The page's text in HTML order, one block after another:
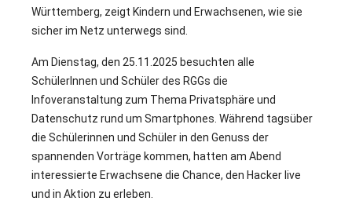
Württemberg, zeigt Kindern und Erwachsenen, wie sie
sicher im Netz unterwegs sind.
Am Dienstag, den 25.11.2025 besuchten alle
SchülerInnen und Schüler des RGGs die
Infoveranstaltung zum Thema Privatsphäre und
Datenschutz rund um Smartphones. Während tagsüber
die Schülerinnen und Schüler in den Genuss der
spannenden Vorträge kommen, hatten am Abend
interessierte Erwachsene die Chance, den Hacker live
und in Aktion zu erleben.